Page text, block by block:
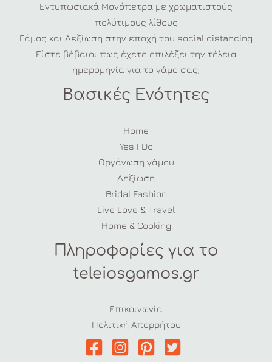
Εντυπωσιακά Μονόπετρα με χρωματιστούς
πολύτιμους λίθους
Γάμος και Δεξίωση στην εποχή του social distancing
Είστε βέβαιοι πως έχετε επιλέξει την τέλεια
ημερομηνία για το γάμο σας;
Βασικές Ενότητες
Home
Yes I Do
Οργάνωση γάμου
Δεξίωση
Bridal Fashion
Live Love & Travel
Home & Cooking
Πληροφορίες για το
teleiosgamos.gr
Επικοινωνία
Πολιτική Απορρήτου